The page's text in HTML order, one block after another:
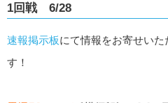
1回戦 6/28
速報掲示板にて情報をお寄せい
す！